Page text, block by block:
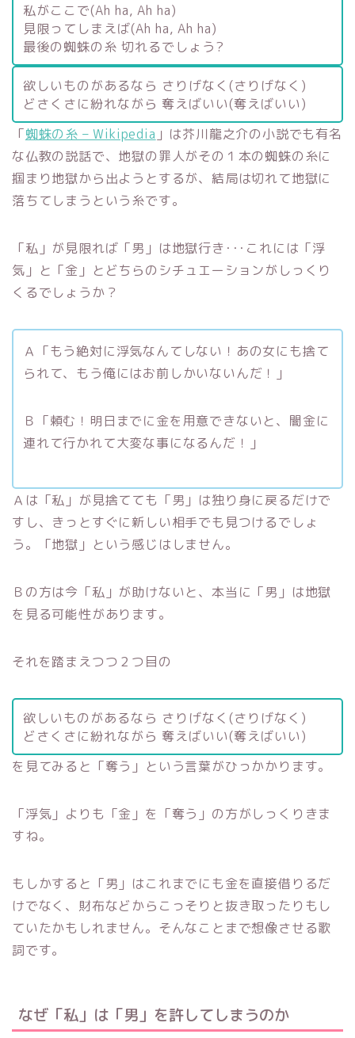
私がここで(Ah ha, Ah ha)
見限ってしまえば(Ah ha, Ah ha)
最後の蜘蛛の糸 切れるでしょう?
欲しいものがあるなら さりげなく(さりげなく)
どさくさに紛れながら 奪えばいい(奪えばいい)
「蜘蛛の糸 – Wikipedia 」は芥川龍之介の小説でも有名
な仏教の説話で、地獄の罪人がその１本の蜘蛛の糸に
掴まり地獄から出ようとするが、結局は切れて地獄に
落ちてしまうという糸です。
「私」が見限れば「男」は地獄行き･･･これには「浮
気」と「金」とどちらのシチュエーションがしっくり
くるでしょうか？
Ａ「もう絶対に浮気なんてしない！あの女にも捨て
られて、もう俺にはお前しかいないんだ！」
Ｂ「頼む！明日までに金を用意できないと、闇金に
連れて行かれて大変な事になるんだ！」
Ａは「私」が見捨てても「男」は独り身に戻るだけで
すし、きっとすぐに新しい相手でも見つけるでしょ
う。「地獄」という感じはしません。
Ｂの方は今「私」が助けないと、本当に「男」は地獄
を見る可能性があります。
それを踏まえつつ２つ目の
欲しいものがあるなら さりげなく(さりげなく)
どさくさに紛れながら 奪えばいい(奪えばいい)
を見てみると「奪う」という言葉がひっかかります。
「浮気」よりも「金」を「奪う」の方がしっくりきま
すね。
もしかすると「男」はこれまでにも金を直接借りるだ
けでなく、財布などからこっそりと抜き取ったりもし
ていたかもしれません。そんなことまで想像させる歌
詞です。
なぜ「私」は「男」を許してしまうのか